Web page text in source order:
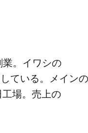
。​イワシの​
ている。​メインの​
場。​売上の​